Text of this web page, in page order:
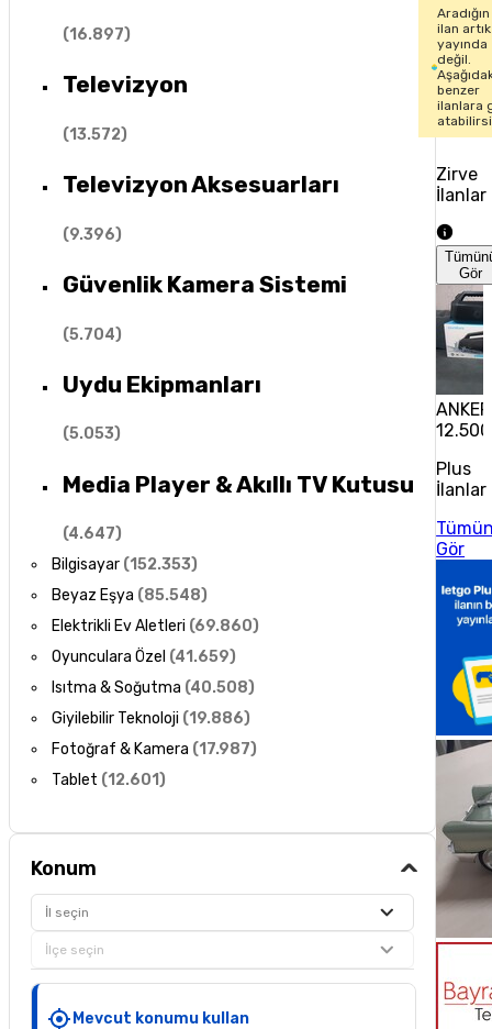
(16.897)
Televizyon
(13.572)
Televizyon Aksesuarları
(9.396)
Güvenlik Kamera Sistemi
(5.704)
Uydu Ekipmanları
(5.053)
Media Player & Akıllı TV Kutusu
(4.647)
Bilgisayar (152.353)
Beyaz Eşya (85.548)
Elektrikli Ev Aletleri (69.860)
Oyunculara Özel (41.659)
Isıtma & Soğutma (40.508)
Giyilebilir Teknoloji (19.886)
Fotoğraf & Kamera (17.987)
Tablet (12.601)
Konum
İl seçin
İlçe seçin
Mevcut konumu kullan
Aradığın
ilan artık
yayında
değil.
benzer
ilanlara
Zirve
İlanlar
Gör
Plus
İlanlar
Gör